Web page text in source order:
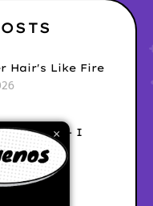
×
Hair's Like Fire
- I